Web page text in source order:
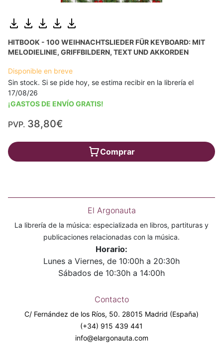
HITBOOK - 100 WEIHNACHTSLIEDER FÜR KEYBOARD: MIT
MELODIELINIE, GRIFFBILDERN, TEXT UND AKKORDEN
Disponible en breve
Sin stock. Si se pide hoy, se estima recibir en la librería el
17/08/26
¡GASTOS DE ENVÍO GRATIS!
PVP. 38,80€
Comprar
El Argonauta
La librería de la música: especializada en libros, partituras y
publicaciones relacionadas con la música.
Horario:
Lunes a Viernes, de 10:00h a 20:30h
Sábados de 10:30h a 14:00h
Contacto
C/ Fernández de los Ríos, 50. 28015 Madrid (España)
(+34) 915 439 441
info@elargonauta.com